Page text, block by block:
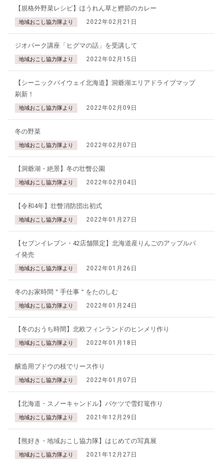
【規格外野菜レシピ】ほうれん草と鰹節のカレー
地域おこし協力隊より 2022年02月21日
ジオパーク講座「ヒグマの話」を受講して
地域おこし協力隊より 2022年02月15日
【シーニックバイウェイ北海道】洞爺湖エリアドライブマップ
刷新！
地域おこし協力隊より 2022年02月09日
冬の野菜
地域おこし協力隊より 2022年02月07日
【洞爺湖・絶景】冬の壮瞥公園
地域おこし協力隊より 2022年02月04日
【令和4年】壮瞥消防団出初式
地域おこし協力隊より 2022年01月27日
【セブンイレブン・42店舗限定】北海道産りんごのアップルパ
イ発売
地域おこし協力隊より 2022年01月26日
冬のお家時間＂手仕事＂をたのしむ
地域おこし協力隊より 2022年01月24日
【冬のおうち時間】北欧フィンランドのヒンメリ作り
地域おこし協力隊より 2022年01月18日
醸造用ブドウの枝でリース作り
地域おこし協力隊より 2022年01月07日
【北海道・スノーキャンドル】バケツで雪灯篭作り
地域おこし協力隊より 2021年12月29日
【熊好き・地域おこし協力隊】はじめての写真展
地域おこし協力隊より 2021年12月27日